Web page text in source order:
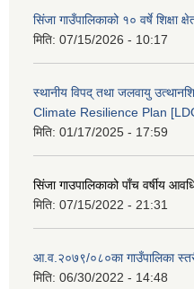
सिंजा गाउँपालिकाको १० वर्षे शिक्षा
मिति: 07/15/2026 - 10:17
स्थानीय विपद् तथा जलवायु
Climate Resilience Plan
मिति: 01/17/2025 - 17:59
सिंजा गाउपालिकाको पाँच वर्षीय
मिति: 07/15/2022 - 21:31
आ.व.२०७९/०८०का गाउँपालिका
मिति: 06/30/2022 - 14:48